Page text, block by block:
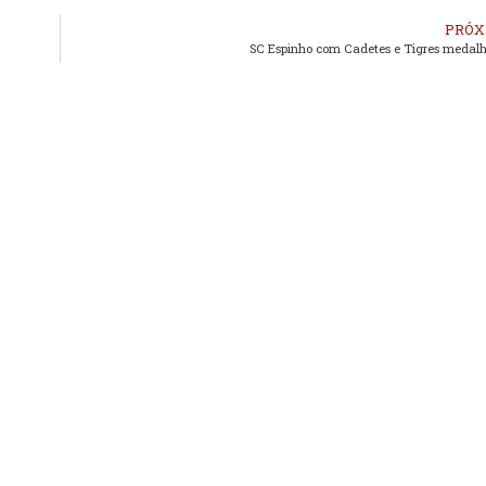
SC Espinho com Cadetes e Tigres